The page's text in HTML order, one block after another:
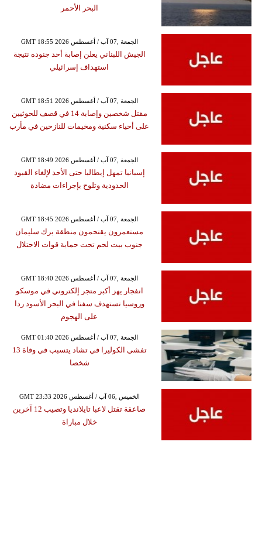
البحر الأحمر
GMT 18:55 2026 الجمعة ,07 آب / أغسطس
الجيش اللبناني يعلن إصابة أحد جنوده نتيجة
استهداف إسرائيلي
GMT 18:51 2026 الجمعة ,07 آب / أغسطس
مقتل شخصين وإصابة 14 في قصف للحوثيين
على أحياء سكنية ومخيمات للنازحين في مأرب
GMT 18:49 2026 الجمعة ,07 آب / أغسطس
إسبانيا تمهل إيطاليا حتى الأحد لإلغاء القيود
الحدودية وتلوح بإجراءات مضادة
GMT 18:45 2026 الجمعة ,07 آب / أغسطس
مستعمرون يقتحمون منطقة برك سليمان
جنوب بيت لحم تحت حماية قوات الاحتلال
GMT 18:40 2026 الجمعة ,07 آب / أغسطس
انفجار يهز أكبر متجر إلكتروني في موسكو
وروسيا تستهدف سفنا في البحر الأسود ردا
على الهجوم
GMT 01:40 2026 الجمعة ,07 آب / أغسطس
تفشي الكوليرا في تشاد يتسبب في وفاة 13
شخصا
GMT 23:33 2026 الخميس ,06 آب / أغسطس
صاعقة تقتل لاعبا تايلانديا وتصيب 12 آخرين
خلال مباراة